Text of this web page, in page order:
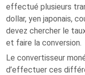
effectué plusieurs
dollar, yen japonais,
devez chercher le
et faire la conversion.
Le convertisseur
d’effectuer ces